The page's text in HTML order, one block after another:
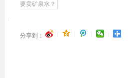
要卖矿泉水？
分享到：